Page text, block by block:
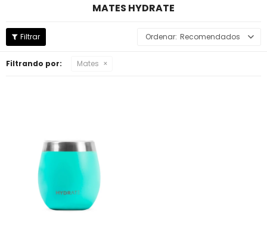
MATES HYDRATE
Recomendados
Filtrando por: Mates